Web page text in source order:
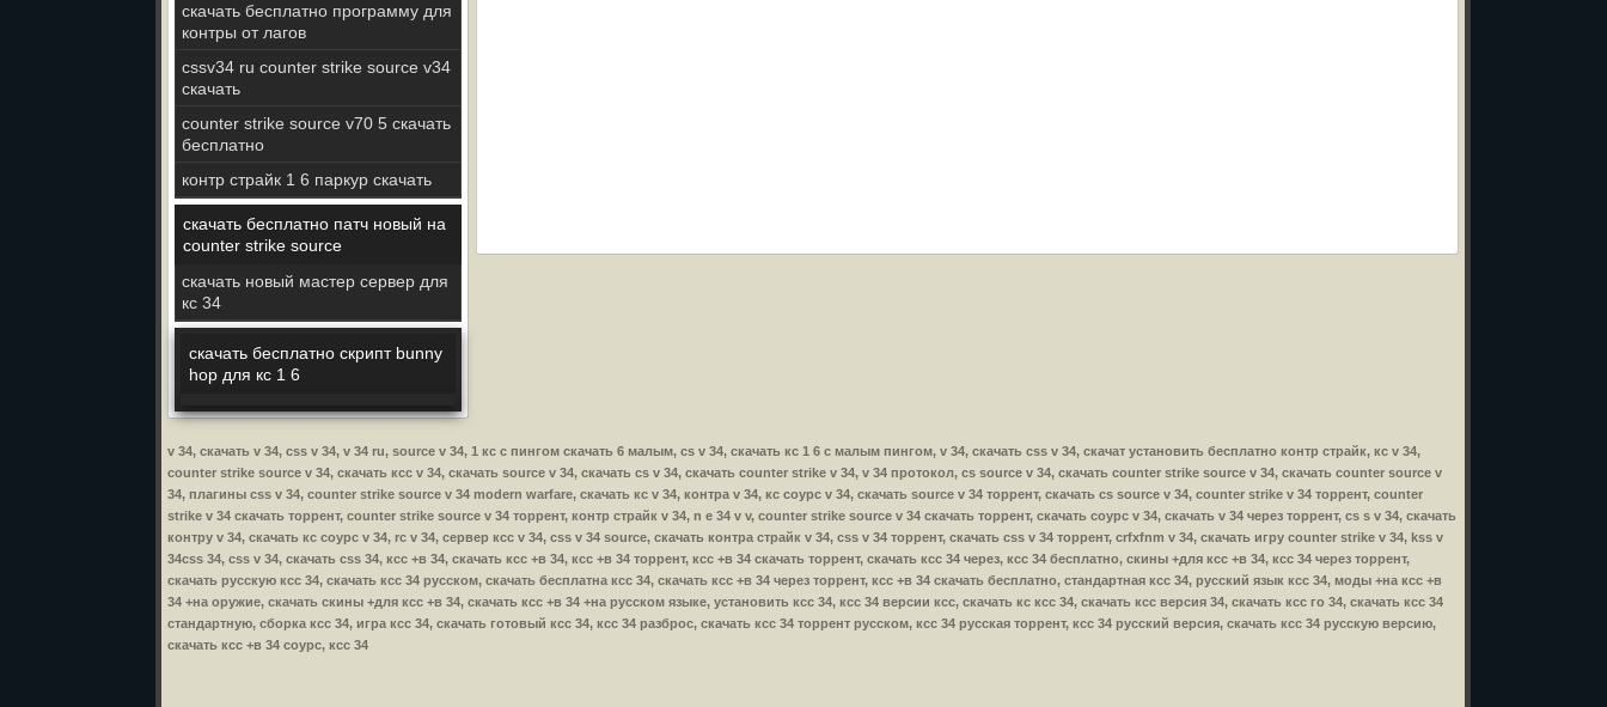
скачать бесплатно программу для
контры от лагов
cssv34 ru counter strike source v34
скачать
counter strike source v70 5 скачать
бесплатно
контр страйк 1 6 паркур скачать
скачать бесплатно патч новый на
counter strike source
скачать новый мастер сервер для
кс 34
скачать бесплатно скрипт bunny
hop для кс 1 6
v 34, скачать v 34, css v 34, v 34 ru, source v 34, 1 кс с пингом скачать 6 малым, cs v 34, скачать кс 1 6 с малым пингом, v 34, скачать css v 34, скачат установить бесплатно контр страйк, кс v 34,
counter strike source v 34, скачать ксс v 34, скачать source v 34, скачать cs v 34, скачать counter strike v 34, v 34 протокол, cs source v 34, скачать counter strike source v 34, скачать counter source v
34, плагины css v 34, counter strike source v 34 modern warfare, скачать кс v 34, контра v 34, кс соурс v 34, скачать source v 34 торрент, скачать cs source v 34, counter strike v 34 торрент, counter
strike v 34 скачать торрент, counter strike source v 34 торрент, контр страйк v 34, n e 34 v v, counter strike source v 34 скачать торрент, скачать соурс v 34, скачать v 34 через торрент, cs s v 34, скачать
контру v 34, скачать кс соурс v 34, rc v 34, сервер ксс v 34, css v 34 source, скачать контра страйк v 34, css v 34 торрент, скачать css v 34 торрент, crfxfnm v 34, скачать игру counter strike v 34, kss v
34css 34, css v 34, скачать css 34, ксс +в 34, скачать ксс +в 34, ксс +в 34 торрент, ксс +в 34 скачать торрент, скачать ксс 34 через, ксс 34 бесплатно, скины +для ксс +в 34, ксс 34 через торрент,
скачать русскую ксс 34, скачать ксс 34 русском, скачать бесплатна ксс 34, скачать ксс +в 34 через торрент, ксс +в 34 скачать бесплатно, стандартная ксс 34, русский язык ксс 34, моды +на ксс +в
34 +на оружие, скачать скины +для ксс +в 34, скачать ксс +в 34 +на русском языке, установить ксс 34, ксс 34 версии ксс, скачать кс ксс 34, скачать ксс версия 34, скачать ксс го 34, скачать ксс 34
стандартную, сборка ксс 34, игра ксс 34, скачать готовый ксс 34, ксс 34 разброс, скачать ксс 34 торрент русском, ксс 34 русская торрент, ксс 34 русский версия, скачать ксс 34 русскую версию,
скачать ксс +в 34 соурс, ксс 34